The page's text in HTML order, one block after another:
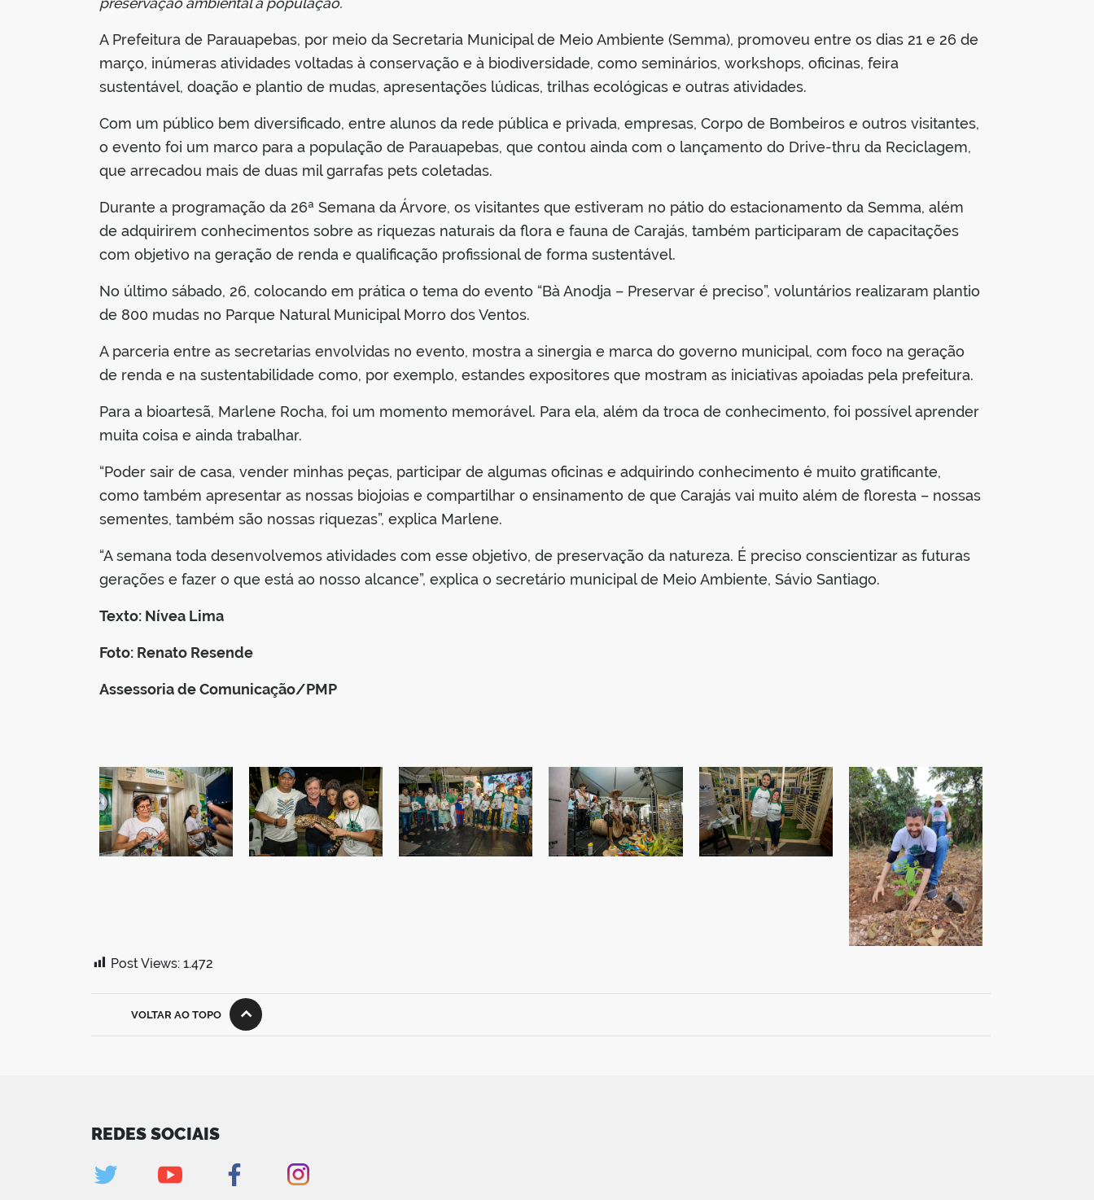
A Prefeitura de Parauapebas, por meio da Secretaria Municipal de Meio Ambiente (Semma), promoveu entre os dias 21 e 26 de
março, inúmeras atividades voltadas à conservação e à biodiversidade, como seminários, workshops, oficinas, feira
sustentável, doação e plantio de mudas, apresentações lúdicas, trilhas ecológicas e outras atividades.
Com um público bem diversificado, entre alunos da rede pública e privada, empresas, Corpo de Bombeiros e outros visitantes,
o evento foi um marco para a população de Parauapebas, que contou ainda com o lançamento do Drive-thru da Reciclagem,
que arrecadou mais de duas mil garrafas pets coletadas.
Durante a programação da 26ª Semana da Árvore, os visitantes que estiveram no pátio do estacionamento da Semma, além
de adquirirem conhecimentos sobre as riquezas naturais da flora e fauna de Carajás, também participaram de capacitações
com objetivo na geração de renda e qualificação profissional de forma sustentável.
No último sábado, 26, colocando em prática o tema do evento “Bà Anodja – Preservar é preciso”, voluntários realizaram plantio
de 800 mudas no Parque Natural Municipal Morro dos Ventos.
A parceria entre as secretarias envolvidas no evento, mostra a sinergia e marca do governo municipal, com foco na geração
de renda e na sustentabilidade como, por exemplo, estandes expositores que mostram as iniciativas apoiadas pela prefeitura.
Para a bioartesã, Marlene Rocha, foi um momento memorável. Para ela, além da troca de conhecimento, foi possível aprender
muita coisa e ainda trabalhar.
“Poder sair de casa, vender minhas peças, participar de algumas oficinas e adquirindo conhecimento é muito gratificante,
como também apresentar as nossas biojoias e compartilhar o ensinamento de que Carajás vai muito além de floresta – nossas
sementes, também são nossas riquezas”, explica Marlene.
“A semana toda desenvolvemos atividades com esse objetivo, de preservação da natureza. É preciso conscientizar as futuras
gerações e fazer o que está ao nosso alcance”, explica o secretário municipal de Meio Ambiente, Sávio Santiago.
Texto: Nívea Lima
Foto: Renato Resende
Assessoria de Comunicação/PMP
Post Views: 1.472
VOLTAR AO TOPO
REDES SOCIAIS